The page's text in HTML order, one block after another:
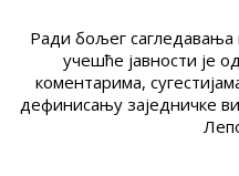
Ради бољег сагледавања
учешће јавности је
коментарима,
дефинисању заједничке